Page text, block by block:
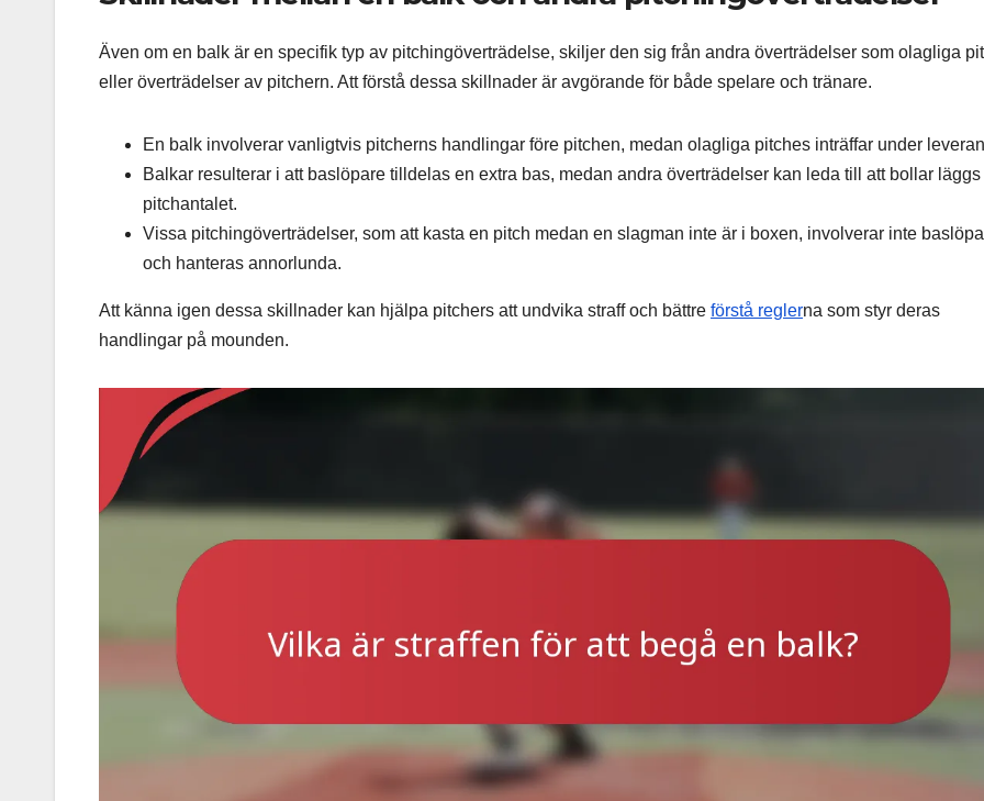
Även om en balk är en specifik typ av pitchingöverträdelse, skiljer den sig från andra överträdelser som olagliga
eller överträdelser av pitchern. Att förstå dessa skillnader är avgörande för både spelare och tränare.
En balk involverar vanligtvis pitcherns handlingar före pitchen, medan olagliga pitches inträffar under
Balkar resulterar i att baslöpare tilldelas en extra bas, medan andra överträdelser kan leda till att bollar läggs
pitchantalet.
Vissa pitchingöverträdelser, som att kasta en pitch medan en slagman inte är i boxen, involverar inte
och hanteras annorlunda.
Att känna igen dessa skillnader kan hjälpa pitchers att undvika straff och bättre förstå reglerna som styr deras
handlingar på mounden.